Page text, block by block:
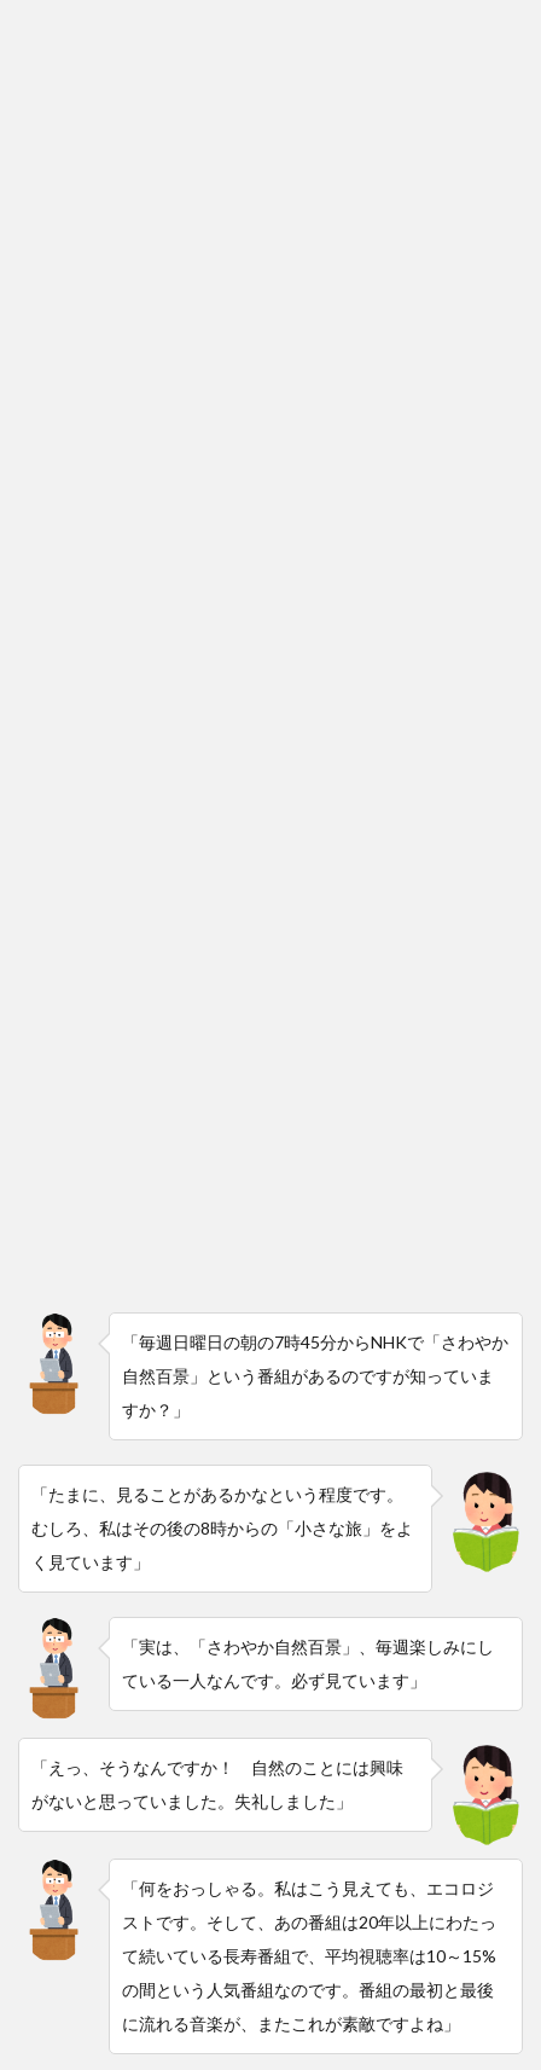
「毎週日曜日の朝の7時45分からNHKで「さわやか
自然百景」という番組があるのですが知っていま
すか？」
「たまに、見ることがあるかなという程度です。
むしろ、私はその後の8時からの「小さな旅」をよ
く見ています」
「実は、「さわやか自然百景」、毎週楽しみにし
ている一人なんです。必ず見ています」
「えっ、そうなんですか！ 自然のことには興味
がないと思っていました。失礼しました」
「何をおっしゃる。私はこう見えても、エコロジ
ストです。そして、あの番組は20年以上にわたっ
て続いている長寿番組で、平均視聴率は10～15%
の間という人気番組なのです。番組の最初と最後
に流れる音楽が、またこれが素敵ですよね」